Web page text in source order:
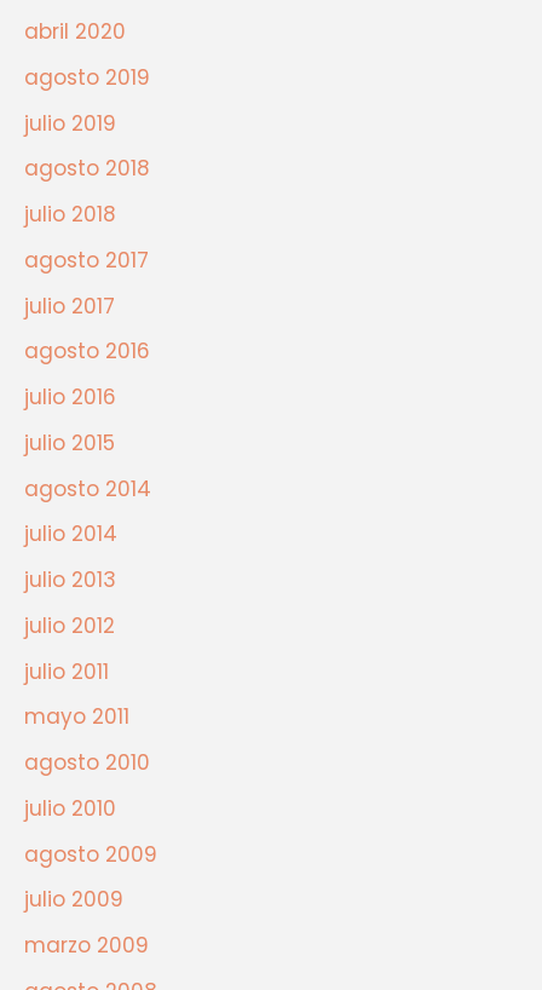
abril 2020
agosto 2019
julio 2019
agosto 2018
julio 2018
agosto 2017
julio 2017
agosto 2016
julio 2016
julio 2015
agosto 2014
julio 2014
julio 2013
julio 2012
julio 2011
mayo 2011
agosto 2010
julio 2010
agosto 2009
julio 2009
marzo 2009